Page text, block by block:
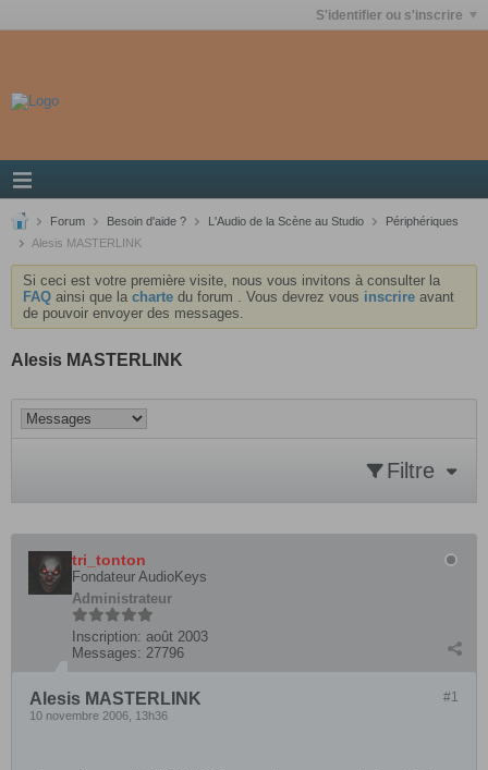
S'identifier ou s'inscrire
Forum Besoin d'aide ? L'Audio de la Scène au Studio
Périphériques
Alesis MASTERLINK
Si ceci est votre première visite, nous vous invitons à consulter la
FAQ ainsi que la charte du forum . Vous devrez vous inscrire avant
de pouvoir envoyer des messages.
Alesis MASTERLINK
Filtre
tri_tonton
Fondateur AudioKeys
Administrateur
Inscription: août 2003
Messages: 27796
#1
Alesis MASTERLINK
10 novembre 2006, 13h36